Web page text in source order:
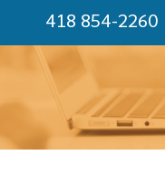
418 854-2260